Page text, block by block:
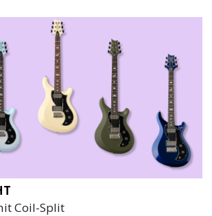
Coil-Split